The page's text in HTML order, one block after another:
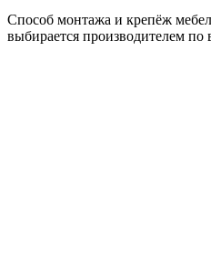
Способ монтажа и крепёж
выбирается производителем